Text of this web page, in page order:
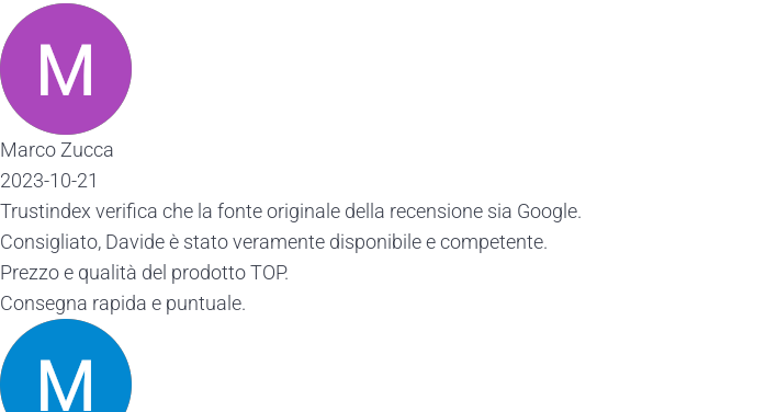
Marco Zucca
2023-10-21
Trustindex verifica che la fonte originale della recensione sia Google.
Consigliato, Davide è stato veramente disponibile e competente.
Prezzo e qualità del prodotto TOP.
Consegna rapida e puntuale.